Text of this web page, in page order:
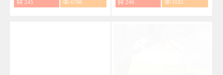
245 4796 246 3181